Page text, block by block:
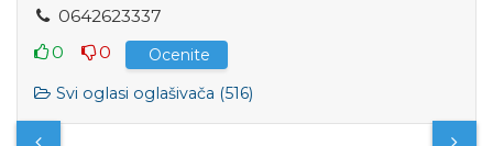
0642623337
0
0
Ocenite
Svi oglasi oglašivača (516)